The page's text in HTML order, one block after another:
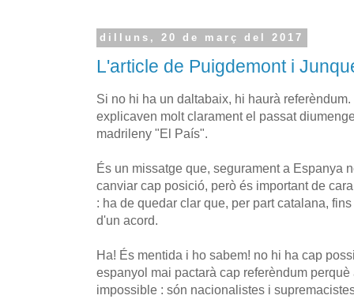
dilluns, 20 de març del 2017
L'article de Puigdemont i
Si no hi ha un daltabaix, hi haurà
explicaven molt clarament el passat
madrileny "El País".
És un missatge que, segurament a Espanya
canviar cap posició, però és important de
: ha de quedar clar que, per part catalana,
d'un acord.
Ha! És mentida i ho sabem! no hi ha cap
espanyol mai pactarà cap referèndum
impossible : són nacionalistes i